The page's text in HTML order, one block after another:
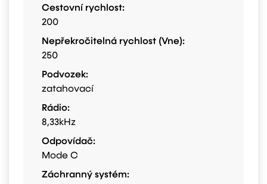
Cestovní rychlost:
200
Nepřekročitelná rychlost (Vne):
250
Podvozek:
zatahovací
Rádio:
8,33kHz
Odpovídač:
Mode C
Záchranný systém: